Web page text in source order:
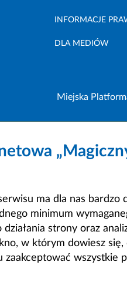
INFORMACJE
DLA MEDIÓW
Miejska
ma dla nas bardzo
minimum
strony oraz
w którym dowiesz
wszystkie